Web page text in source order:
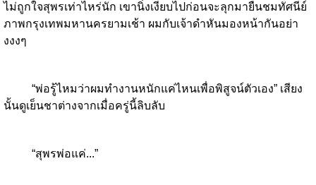
ไม่ถูกใจสุพรเท่าไหร่นัก เขานิ่งเงียบไปก่อนจะลุกมายืนชมทัศนีย์
ภาพกรุงเทพมหานครยามเช้า ผมกับเจ้าดำหันมองหน้ากันอย่า
งงงๆ
“พ่อรู้ไหมว่าผมทำงานหนักแค่ไหนเพื่อพิสูจน์ตัวเอง” เสียง
นั้นดูเย็นชาต่างจากเมื่อครู่นี้ลิบลับ
“สุพรพ่อแค่...”